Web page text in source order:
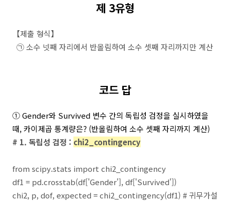
제 3유형
【제출 형식】
㉠ 소수 넷째 자리에서 반올림하여 소수 셋째 자리까지만 계산
코드 답
① Gender와 Survived 변수 간의 독립성 검정을 실시하였을
때, 카이제곱 통계량은? (반올림하여 소수 셋째 자리까지 계산)
# 1. 독립성 검정 : chi2_contingency
from scipy.stats import chi2_contingency
df1 = pd.crosstab(df['Gender'], df['Survived'])
chi2, p, dof, expected = chi2_contingency(df1) # 귀무가설